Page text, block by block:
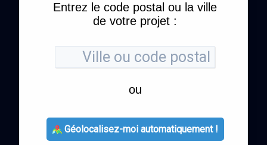
Entrez le code postal ou la ville
de votre projet :
ou
Géolocalisez-moi automatiquement !